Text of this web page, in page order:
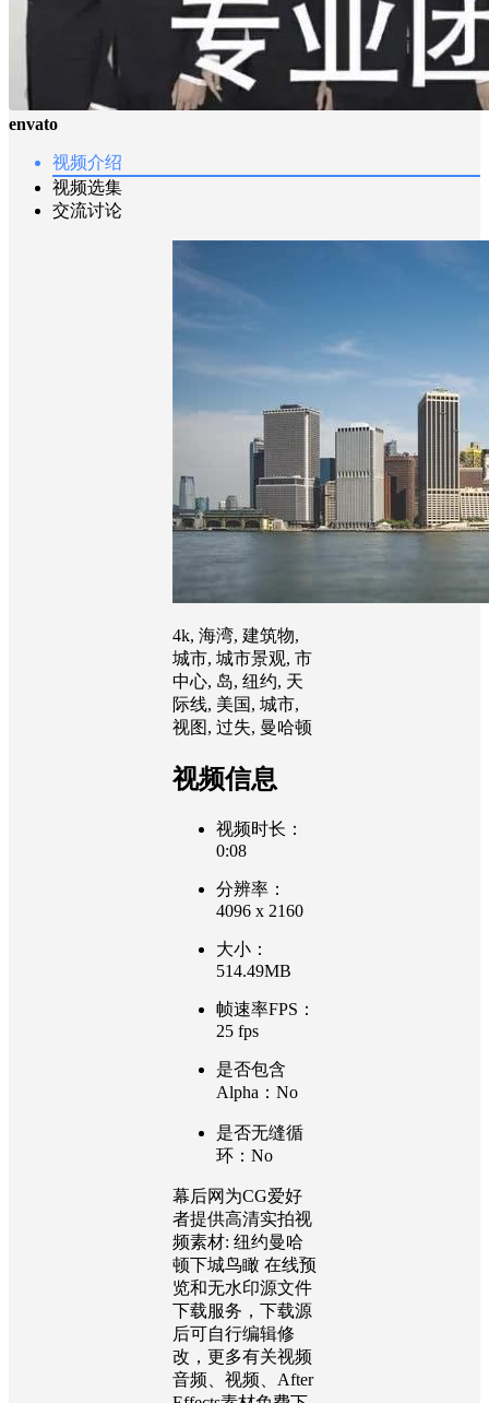
envato
视频介绍
视频选集
交流讨论
4k, 海湾, 建筑物,
城市, 城市景观, 市
中心, 岛, 纽约, 天
际线, 美国, 城市,
视图, 过失, 曼哈顿
视频信息
视频时长：
0:08
分辨率：
4096 x 2160
大小：
514.49MB
帧速率FPS：
25 fps
是否包含
Alpha：No
是否无缝循
环：No
幕后网为CG爱好
者提供高清实拍视
频素材: 纽约曼哈
顿下城鸟瞰 在线预
览和无水印源文件
下载服务，下载源
后可自行编辑修
改，更多有关视频
音频、视频、After